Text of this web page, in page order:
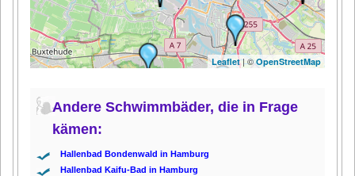
Leaflet| ©OpenStreetMap
Andere Schwimmbäder, die in Frage
kämen:
Hallenbad Bondenwald in Hamburg
Hallenbad Kaifu-Bad in Hamburg